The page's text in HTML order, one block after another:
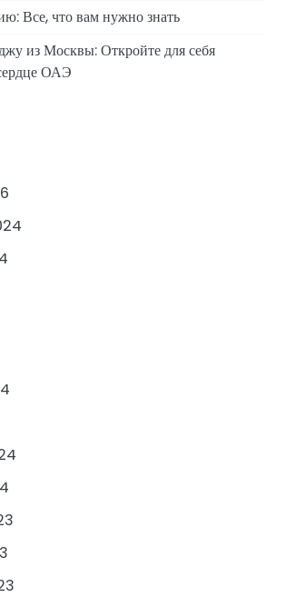
Все, что вам нужно знать
из Москвы: Откройте для себя
ОАЭ